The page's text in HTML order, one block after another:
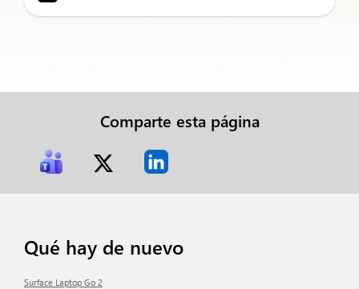
Comparte esta página
Qué hay de nuevo
Surface Laptop Go 2